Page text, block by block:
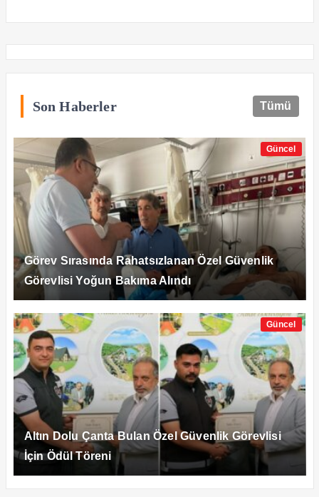
Son Haberler Tümü
Güncel
Görev Sırasında Rahatsızlanan Özel Güvenlik
Görevlisi Yoğun Bakıma Alındı
Güncel
Altın Dolu Çanta Bulan Özel Güvenlik Görevlisi
İçin Ödül Töreni